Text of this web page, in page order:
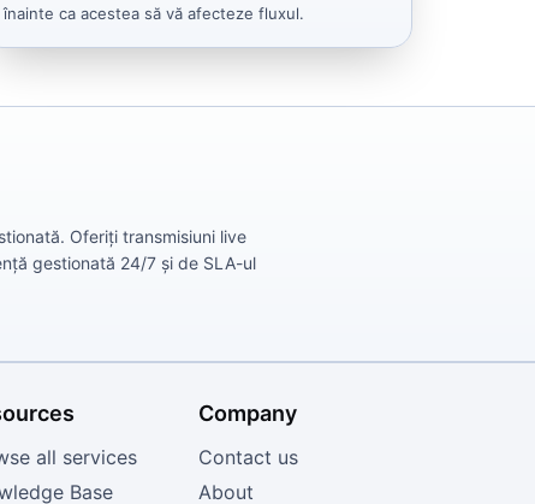
înainte ca acestea să vă afecteze fluxul.
Oferiți transmisiuni live
gestionată 24/7 și de SLA-ul
all services
Base
Company
Contact us
About